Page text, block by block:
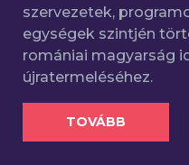
szervezetek,
egységek szintjén
romániai magyarság
újratermeléséhez.
TOVÁBB